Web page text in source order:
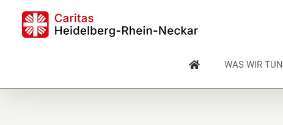
WAS WIR TUN